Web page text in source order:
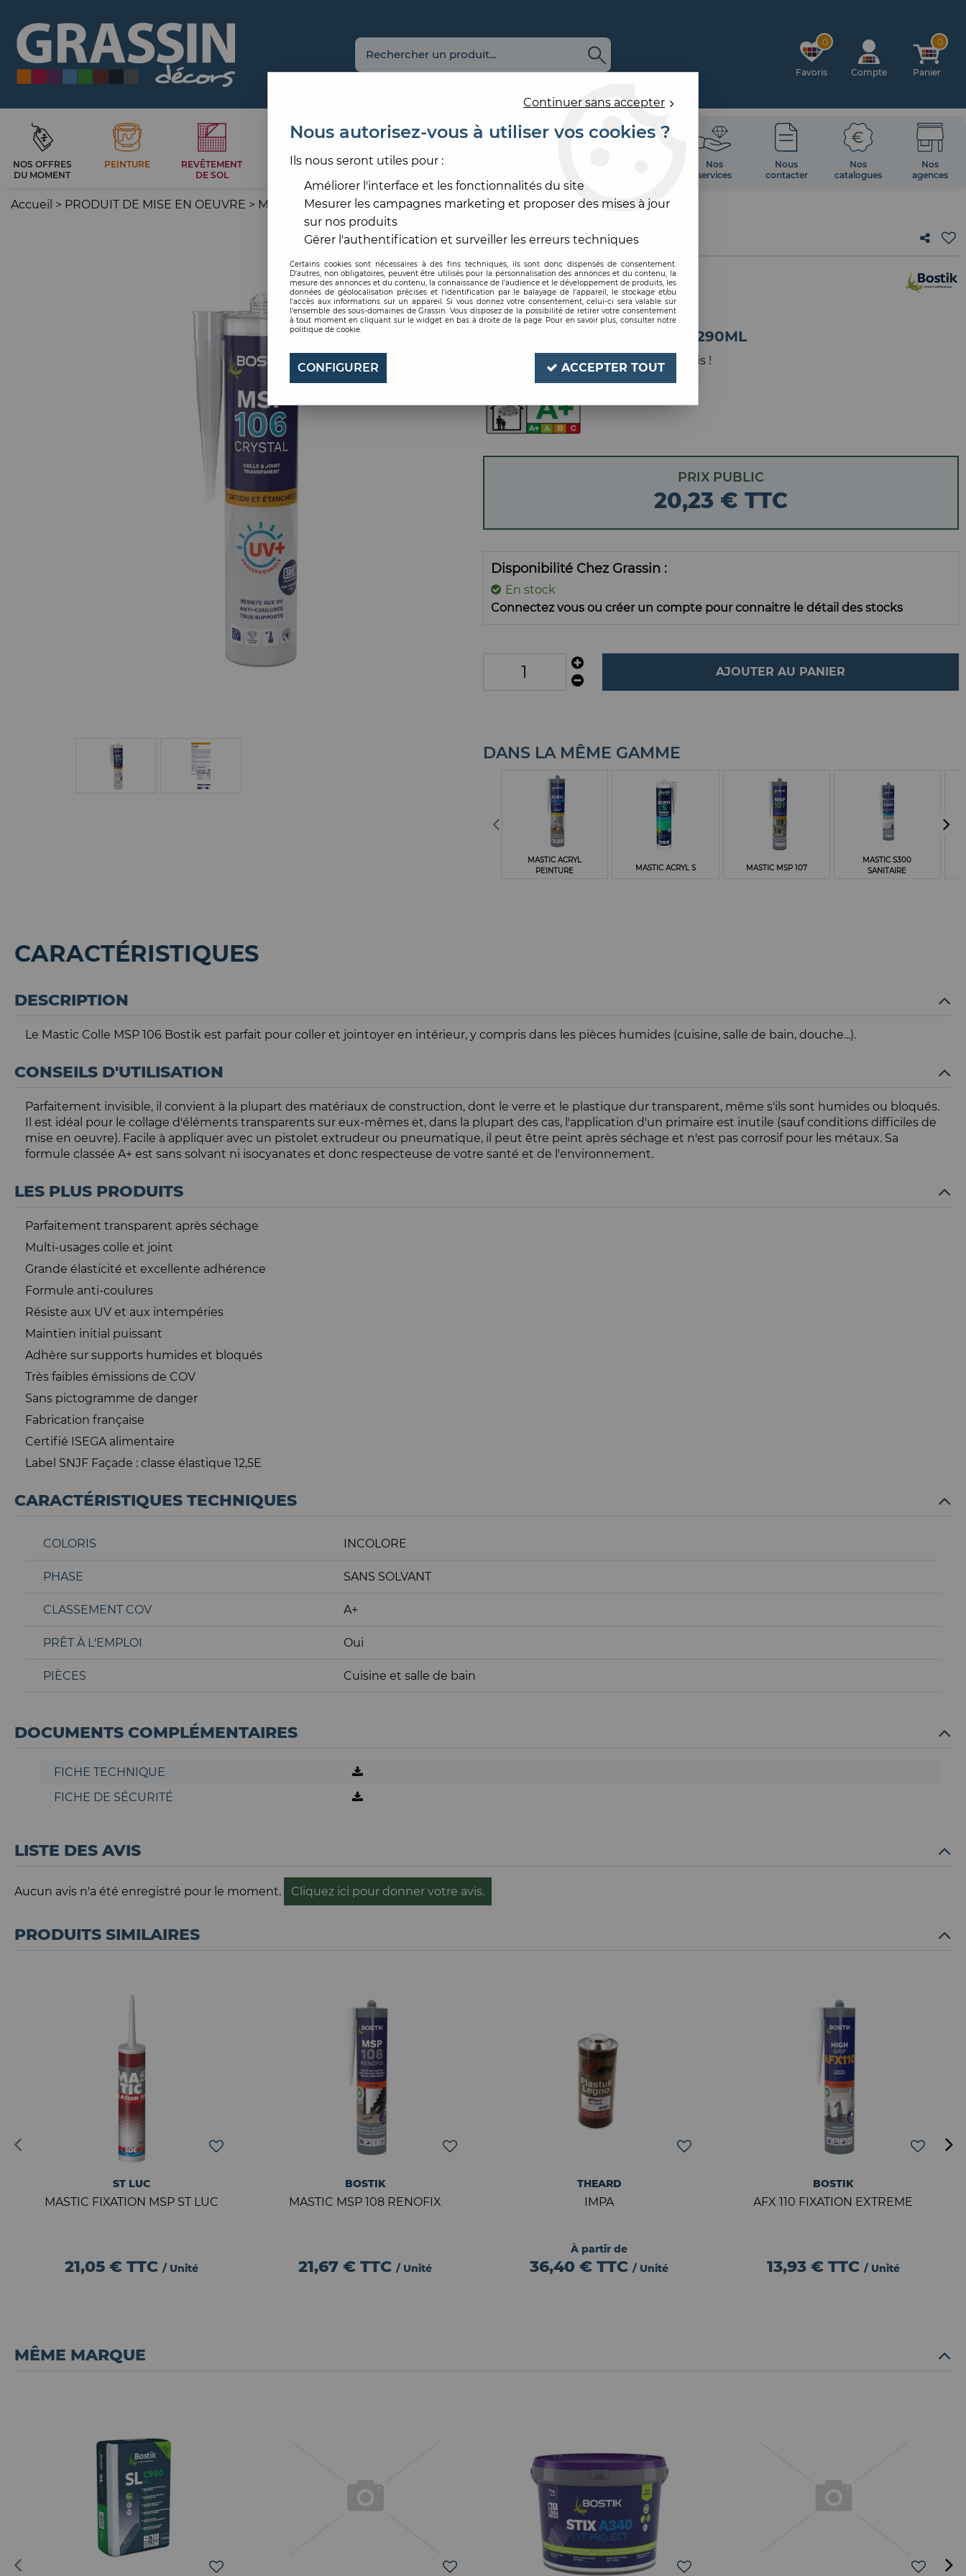
0
Favoris Compte
0
Panier
NOS OFFRES
DU MOMENT
PEINTURE
REVÊTEMENT
DE SOL
CARRELAGE
REVÊTEMENT
OUTILLAGE
Nos
services
Nous
contacter
Nos
catalogues
Nos
agences
Accueil > PRODUIT DE MISE EN OEUVRE > MASTIC >MASTIC DE FIXATION >MASTIC MSP 106
BOSTIK
Code produit : 208286
MASTIC MSP 106
CARTOUCHE TRANSLUCIDE 290ML
Soyez le premier à donner votre avis !
PRIX PUBLIC
20,23 € TTC
Disponibilité Chez Grassin
En stock
Connectez vous ou créer un compte pour connaitre le détail des stocks
AJOUTER AU PANIER
DANS LA MÊME GAMME
MASTIC ACRYL
PEINTURE
MASTIC ACRYL S MASTIC MSP 107
MASTIC S300
SANITAIRE
CARACTÉRISTIQUES
DESCRIPTION
Le Mastic Colle MSP 106 Bostik est parfait pour coller et jointoyer en intérieur, y compris dans les pièces humides (cuisine, salle de bain, douche...).
CONSEILS D'UTILISATION
Parfaitement invisible, il convient à la plupart des matériaux de construction, dont le verre et le plastique dur transparent, même s'ils sont humides ou bloqués.
Il est idéal pour le collage d'éléments transparents sur eux-mêmes et, dans la plupart des cas, l'application d'un primaire est inutile (sauf conditions difficiles de
mise en oeuvre). Facile à appliquer avec un pistolet extrudeur ou pneumatique, il peut être peint après séchage et n'est pas corrosif pour les métaux. Sa
formule classée A+ est sans solvant ni isocyanates et donc respecteuse de votre santé et de l'environnement.
LES PLUS PRODUITS
Parfaitement transparent après séchage
Multi-usages colle et joint
Grande élasticité et excellente adhérence
Formule anti-coulures
Résiste aux UV et aux intempéries
Maintien initial puissant
Adhère sur supports humides et bloqués
Très faibles émissions de COV
Sans pictogramme de danger
Fabrication française
Certifié ISEGA alimentaire
Label SNJF Façade : classe élastique 12,5E
CARACTÉRISTIQUES TECHNIQUES
COLORIS INCOLORE
PHASE SANS SOLVANT
CLASSEMENT COV A+
PRÊT À L'EMPLOI Oui
PIÈCES Cuisine et salle de bain
DOCUMENTS COMPLÉMENTAIRES
FICHE TECHNIQUE
FICHE DE SÉCURITÉ
LISTE DES AVIS
Aucun avis n'a été enregistré pour le moment. Cliquez ici pour donner votre avis.
PRODUITS SIMILAIRES
ST LUC
MASTIC FIXATION MSP ST LUC
21,05 € TTC / Unité
BOSTIK
MASTIC MSP 108 RENOFIX
21,67 €TTC / Unité
THEARD
IMPA
À partir de
36,40 €TTC / Unité
BOSTIK
AFX 110 FIXATION EXTREME
13,93 € TTC / Unité
MÊME MARQUE
Continuer sans accepter
Nous autorisez-vous à utiliser vos cookies ?
Ils nous seront utiles pour :
Améliorer l'interface et les fonctionnalités du site
Mesurer les campagnes marketing et proposer des mises à jour
sur nos produits
Gérer l'authentification et surveiller les erreurs techniques
Certains cookies sont nécessaires à des fins techniques, ils sont donc dispensés de consentement.
D'autres, non obligatoires, peuvent être utilisés pour la personnalisation des annonces et du contenu, la
mesure des annonces et du contenu, la connaissance de l'audience et le développement de produits, les
données de géolocalisation précises et l'identification par le balayage de l'appareil, le stockage et/ou
l'accès aux informations sur un appareil. Si vous donnez votre consentement, celui-ci sera valable sur
l’ensemble des sous-domaines de Grassin. Vous disposez de la possibilité de retirer votre consentement
à tout moment en cliquant sur le widget en bas à droite de la page. Pour en savoir plus, consulter notre
politique de cookie.
CONFIGURER ACCEPTER TOUT